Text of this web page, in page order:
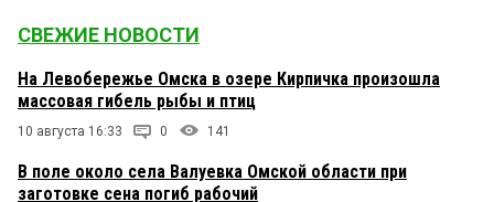
СВЕЖИЕ НОВОСТИ
На Левобережье Омска в озере Кирпичка произошла
массовая гибель рыбы и птиц
10 августа 16:33 0 141
В поле около села Валуевка Омской области при
заготовке сена погиб рабочий